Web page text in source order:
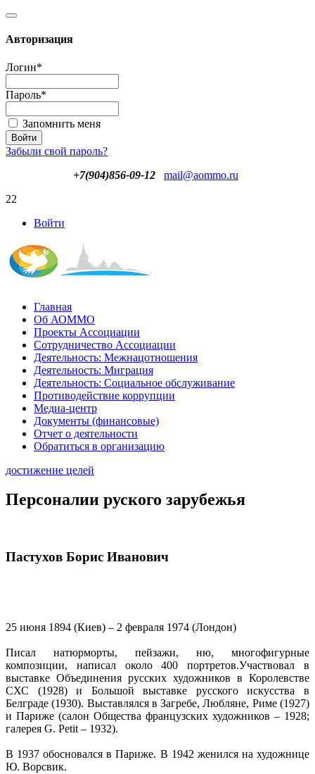
Авторизация
Логин*
Пароль*
Запомнить меня
Забыли свой пароль?
+7(904)856-09-12
mail@aommo.ru
22
Войти
Главная
Об АОММО
Проекты Ассоциации
Сотрудничество Ассоциации
Деятельность: Межнацотношения
Деятельность: Миграция
Деятельность: Социальное обслуживание
Противодействие коррупции
Медиа-центр
Документы (финансовые)
Отчет о деятельности
Обратиться в организацию
достижение целей
Персоналии руского зарубежья
Пастухов Борис Иванович
25 июня 1894 (Киев) – 2 февраля 1974 (Лондон)
Писал натюрморты, пейзажи, ню, многофигурные
композиции, написал около 400 портретов.Участвовал в
выставке Объединения русских художников в Королевстве
СХС (1928) и Большой выставке русского искусства в
Белграде (1930). Выставлялся в Загребе, Любляне, Риме (1927)
и Париже (салон Общества французских художников – 1928;
галерея G. Petit – 1932).
В 1937 обосновался в Париже. В 1942 женился на художнице
Ю. Ворсвик.